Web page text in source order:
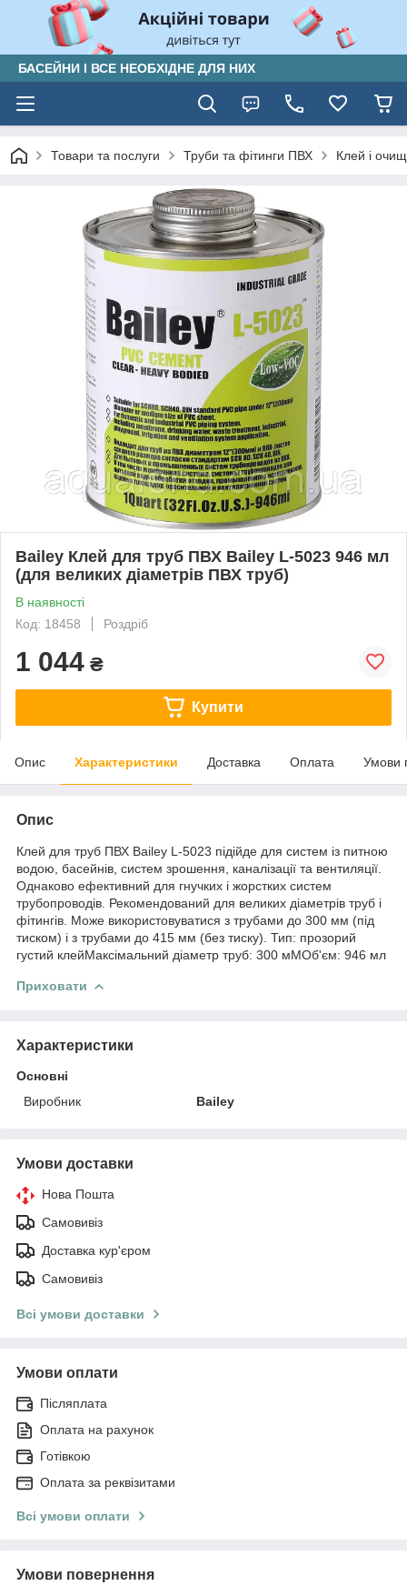
БАСЕЙНИ І ВСЕ НЕОБХІДНЕ ДЛЯ НИХ
Товари та послуги Труби та фітинги ПВХ Клей і
Bailey Клей для труб ПВХ Bailey L-5023 946 мл
(для великих діаметрів ПВХ труб)
В наявності
Код: 18458
Роздріб
1 044 ₴
Купити
Опис Характеристики Доставка Оплата Умови
Опис
Клей для труб ПВХ Bailey L-5023 підійде для систем із питною
водою, басейнів, систем зрошення, каналізації та вентиляції.
Однаково ефективний для гнучких і жорстких систем
трубопроводів. Рекомендований для великих діаметрів труб і
фітингів. Може використовуватися з трубами до 300 мм (під
тиском) і з трубами до 415 мм (без тиску). Тип: прозорий
густий клейМаксімальний діаметр труб: 300 мМОб'єм: 946 мл
Приховати
Характеристики
Основні
Виробник
Bailey
Умови доставки
Нова Пошта
Самовивіз
Доставка кур'єром
Самовивіз
Всі умови доставки
Умови оплати
Післяплата
Оплата на рахунок
Готівкою
Оплата за реквізитами
Всі умови оплати
Умови повернення